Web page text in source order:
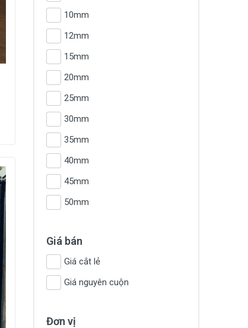
10mm
12mm
15mm
20mm
25mm
30mm
35mm
40mm
45mm
50mm
Giá bán
Giá cắt lẻ
Giá nguyên cuộn
Đơn vị